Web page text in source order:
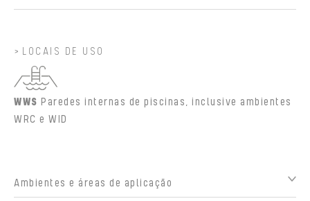
LOCAIS DE USO
WWS Paredes internas de piscinas, inclusive ambientes
WRC e WID
Ambientes e áreas de aplicação